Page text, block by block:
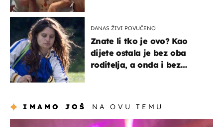
DANAS ŽIVI POVUČENO
Znate li tko je ovo? Kao
dijete ostala je bez oba
roditelja, a onda i bez
IMAMO JOŠ NA OVU TEMU